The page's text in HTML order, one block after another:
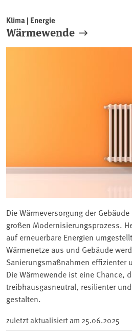
Klima | Energie
Wärmewende
Die Wärmeversorgung der
großen Modernisierungsprozess.
auf erneuerbare Energien
Wärmenetze aus und Gebäude
Sanierungsmaßnahmen effizienter
Die Wärmewende ist eine Chance,
treibhausgasneutral, resilienter
gestalten.
zuletzt aktualisiert am 25.06.2025